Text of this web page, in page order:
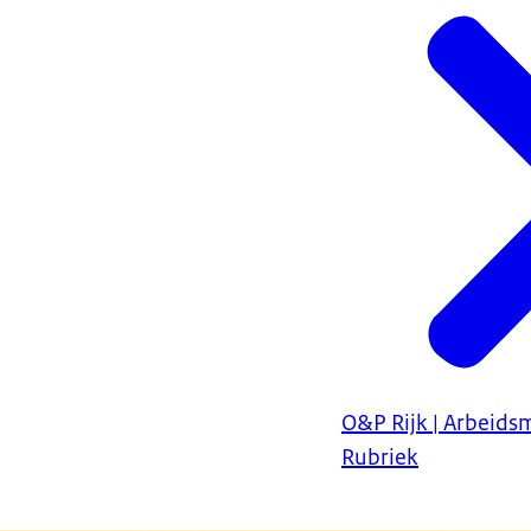
O&P Rijk |
Rubriek